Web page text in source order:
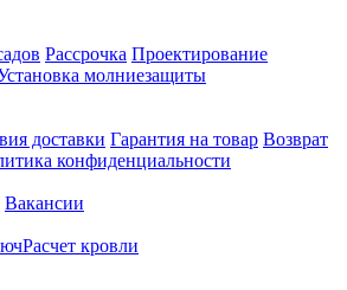
Рассрочка Проектирование
молниезащиты
доставки Гарантия на товар Возврат
конфиденциальности
Вакансии
Расчет кровли